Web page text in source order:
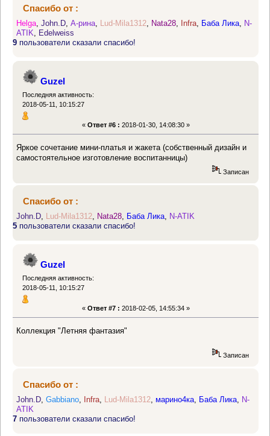
Спасибо от :
Helga ,John.D ,А-рина Lud-Mila1312 Nata28 Infra Баба Лика N-
ATIK
Edelweiss
9 пользователи сказали спасибо!
Guzel
Последняя активность:
2018-05-11, 10:15:27
« Ответ #6 : 2018-01-30, 14:08:30 »
Яркое сочетание мини-платья и жакета (собственный дизайн и
самостоятельное изготовление воспитанницы)
Записан
Спасибо от :
John.D Lud-Mila1312 Nata28 Баба Лика N-ATIK
5 пользователи сказали спасибо!
Guzel
Последняя активность:
2018-05-11, 10:15:27
« Ответ #7 : 2018-02-05, 14:55:34 »
Коллекция "Летняя фантазия"
Записан
Спасибо от :
John.D ,Gabbiano Infra Lud-Mila1312 ,марино4ка Баба Лика N-
ATIK
7 пользователи сказали спасибо!